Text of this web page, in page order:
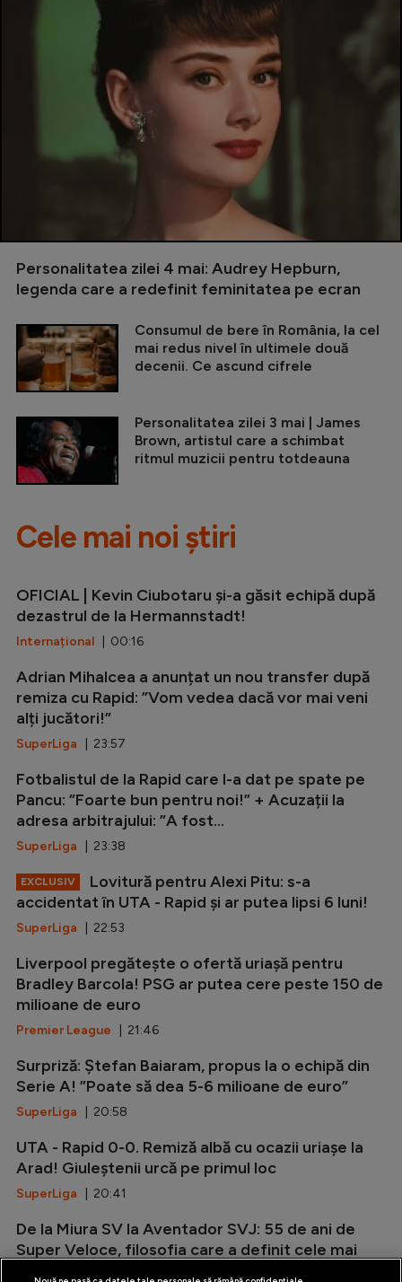
Personalitatea zilei 4 mai: Audrey Hepburn,
legenda care a redefinit feminitatea pe ecran
Consumul de bere în România, la cel
mai redus nivel în ultimele două
decenii. Ce ascund cifrele
Personalitatea zilei 3 mai | James
Brown, artistul care a schimbat
ritmul muzicii pentru totdeauna
Cele mai noi știri
OFICIAL | Kevin Ciubotaru și-a găsit echipă după
dezastrul de la Hermannstadt!
Internațional | 00:16
Adrian Mihalcea a anunțat un nou transfer după
remiza cu Rapid: ”Vom vedea dacă vor mai veni
alți jucători!”
SuperLiga | 23:57
Fotbalistul de la Rapid care l-a dat pe spate pe
Pancu: ”Foarte bun pentru noi!” + Acuzații la
adresa arbitrajului: ”A fost...
SuperLiga | 23:38
EXCLUSIV
Lovitură pentru Alexi Pitu: s-a
accidentat în UTA - Rapid și ar putea lipsi 6 luni!
SuperLiga | 22:53
Liverpool pregătește o ofertă uriașă pentru
Bradley Barcola! PSG ar putea cere peste 150 de
milioane de euro
Premier League | 21:46
Surpriză: Ștefan Baiaram, propus la o echipă din
Serie A! ”Poate să dea 5-6 milioane de euro”
SuperLiga | 20:58
UTA - Rapid 0-0. Remiză albă cu ocazii uriașe la
Arad! Giuleștenii urcă pe primul loc
SuperLiga | 20:41
De la Miura SV la Aventador SVJ: 55 de ani de
Super Veloce, filosofia care a definit cele mai